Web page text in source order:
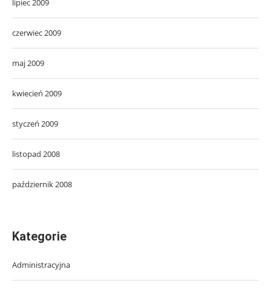
lipiec 2009
czerwiec 2009
maj 2009
kwiecień 2009
styczeń 2009
listopad 2008
październik 2008
Kategorie
Administracyjna